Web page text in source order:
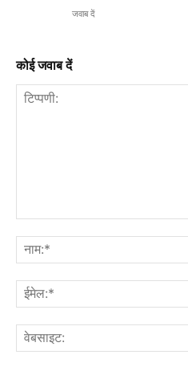
जवाब दें
कोई जवाब दें